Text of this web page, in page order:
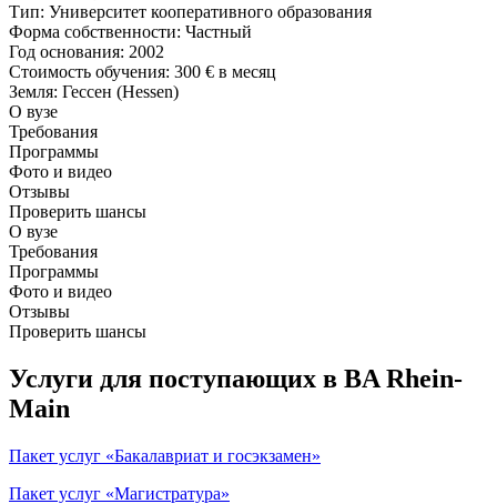
Тип: Университет кооперативного образования
Форма собственности: Частный
Год основания: 2002
Стоимость обучения: 300 € в месяц
Земля: Гессен (Hessen)
О вузе
Требования
Программы
Фото и видео
Отзывы
Проверить шансы
О вузе
Требования
Программы
Фото и видео
Отзывы
Проверить шансы
Услуги для поступающих в BA Rhein-
Main
Пакет услуг «Бакалавриат и госэкзамен»
Пакет услуг «Магистратура»